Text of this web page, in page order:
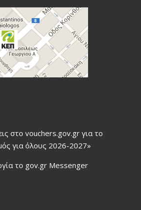
στο vouchers.gov.gr για το
για όλους 2026-2027»
το gov.gr Μessenger